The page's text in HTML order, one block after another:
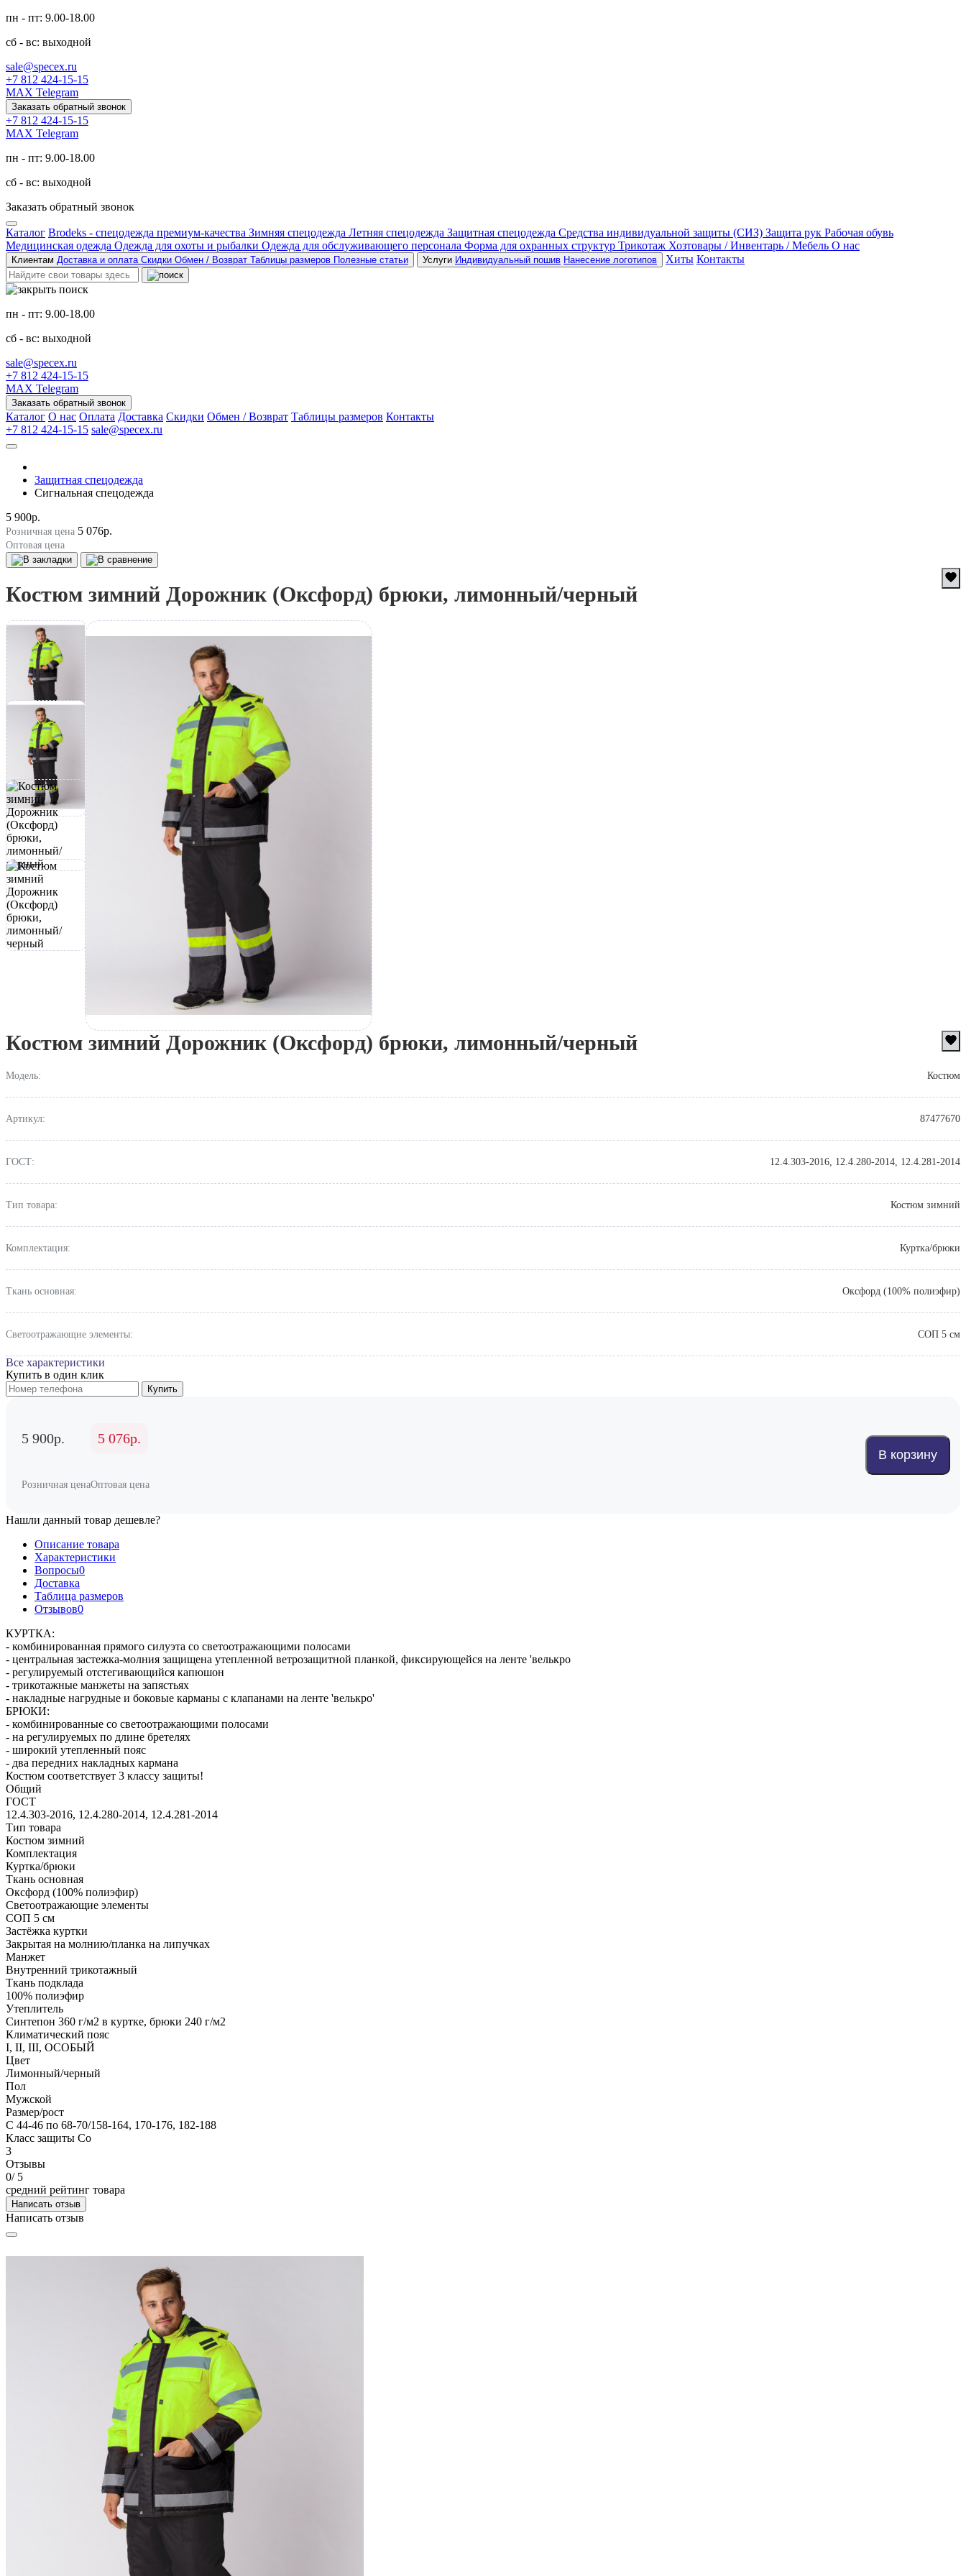
пн - пт: 9.00-18.00
сб - вс: выходной
sale@specex.ru
+7 812 424-15-15
MAX Telegram
Заказать обратный звонок
+7 812 424-15-15
MAX Telegram
пн - пт: 9.00-18.00
сб - вс: выходной
Заказать обратный звонок
Каталог Brodeks - спецодежда премиум-качества Зимняя спецодежда Летняя спецодежда Защитная спецодежда Средства индивидуальной защиты (СИЗ) Защита рук Рабочая обувь
Медицинская одежда Одежда для охоты и рыбалки Одежда для обслуживающего персонала Форма для охранных структур Трикотаж Хозтовары / Инвентарь / Мебель О нас
Клиентам Доставка и оплата Скидки Обмен / Возврат Таблицы размеров Полезные статьи Услуги Индивидуальный пошив Нанесение логотипов Хиты Контакты
пн - пт: 9.00-18.00
сб - вс: выходной
sale@specex.ru
+7 812 424-15-15
MAX Telegram
Заказать обратный звонок
Каталог О нас Оплата Доставка Скидки Обмен / Возврат Таблицы размеров Контакты
+7 812 424-15-15 sale@specex.ru
Защитная спецодежда
Сигнальная спецодежда
5 900р.
Розничная цена 5 076р.
Оптовая цена
Костюм зимний Дорожник (Оксфорд) брюки, лимонный/черный
Костюм зимний Дорожник (Оксфорд) брюки, лимонный/черный
Модель: Костюм
Артикул: 87477670
ГОСТ: 12.4.303-2016, 12.4.280-2014, 12.4.281-2014
Тип товара: Костюм зимний
Комплектация: Куртка/брюки
Ткань основная: Оксфорд (100% полиэфир)
Светоотражающие элементы: СОП 5 см
Все характеристики
Купить в один клик
Купить
5 900р.
Розничная цена
5 076р.
Оптовая цена
В корзину
Нашли данный товар дешевле?
Описание товара
Характеристики
Вопросы0
Доставка
Таблица размеров
Отзывов0
КУРТКА:
- комбинированная прямого силуэта со светоотражающими полосами
- центральная застежка-молния защищена утепленной ветрозащитной планкой, фиксирующейся на ленте 'велькро
- регулируемый отстегивающийся капюшон
- трикотажные манжеты на запястьях
- накладные нагрудные и боковые карманы с клапанами на ленте 'велькро'
БРЮКИ:
- комбинированные со светоотражающими полосами
- на регулируемых по длине бретелях
- широкий утепленный пояс
- два передних накладных кармана
Костюм соответствует 3 классу защиты!
Общий
ГОСТ
12.4.303-2016, 12.4.280-2014, 12.4.281-2014
Тип товара
Костюм зимний
Комплектация
Куртка/брюки
Ткань основная
Оксфорд (100% полиэфир)
Светоотражающие элементы
СОП 5 см
Застёжка куртки
Закрытая на молнию/планка на липучках
Манжет
Внутренний трикотажный
Ткань подклада
100% полиэфир
Утеплитель
Синтепон 360 г/м2 в куртке, брюки 240 г/м2
Климатический пояс
I, II, III, ОСОБЫЙ
Цвет
Лимонный/черный
Пол
Мужской
Размер/рост
С 44-46 по 68-70/158-164, 170-176, 182-188
Класс защиты Со
3
Отзывы
0/ 5
средний рейтинг товара
Написать отзыв
Написать отзыв